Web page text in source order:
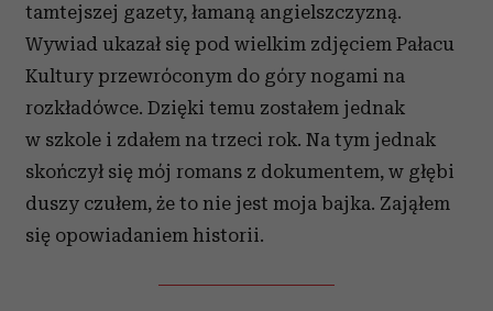
tamtejszej gazety, łamaną angielszczyzną.
Wywiad ukazał się pod wielkim zdjęciem Pałacu
Kultury przewróconym do góry nogami na
rozkładówce. Dzięki temu zostałem jednak
w szkole i zdałem na trzeci rok. Na tym jednak
skończył się mój romans z dokumentem, w głębi
duszy czułem, że to nie jest moja bajka. Zająłem
się opowiadaniem historii.